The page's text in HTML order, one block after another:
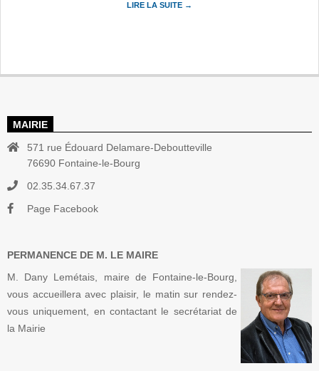
LIRE LA SUITE →
MAIRIE
571 rue Édouard Delamare-Deboutteville
76690 Fontaine-le-Bourg
02.35.34.67.37
Page Facebook
PERMANENCE DE M. LE MAIRE
M. Dany Lemétais, maire de Fontaine-le-Bourg,
vous accueillera avec plaisir, le matin sur rendez-
vous uniquement, en contactant le secrétariat de
la Mairie